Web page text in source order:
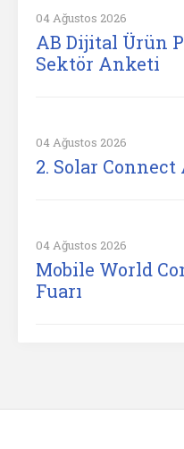
04 Ağustos 2026
AB Dijital Ürün
Sektör Anketi
04 Ağustos 2026
2. Solar Connect
04 Ağustos 2026
Mobile World
Fuarı